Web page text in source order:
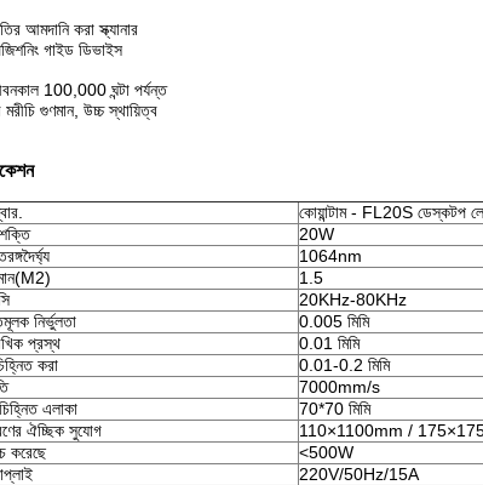
আমদানি করা স্ক্যানার
গাইড ডিভাইস
100,000 ঘন্টা পর্যন্ত
মরীচি গুণমান, উচ্চ স্থায়িত্ব
কোয়ান্টাম - FL20S ডেস্কটপ
20W
1064nm
1.5
20KHz-80KHz
নির্ভুলতা
0.005 মিমি
প্রস্থ
0.01 মিমি
করা
0.01-0.2 মিমি
7000mm/s
চিহ্নিত এলাকা
70*70 মিমি
ঐচ্ছিক সুযোগ
110×1100mm /
করেছে
<500W
220V/50Hz/15A